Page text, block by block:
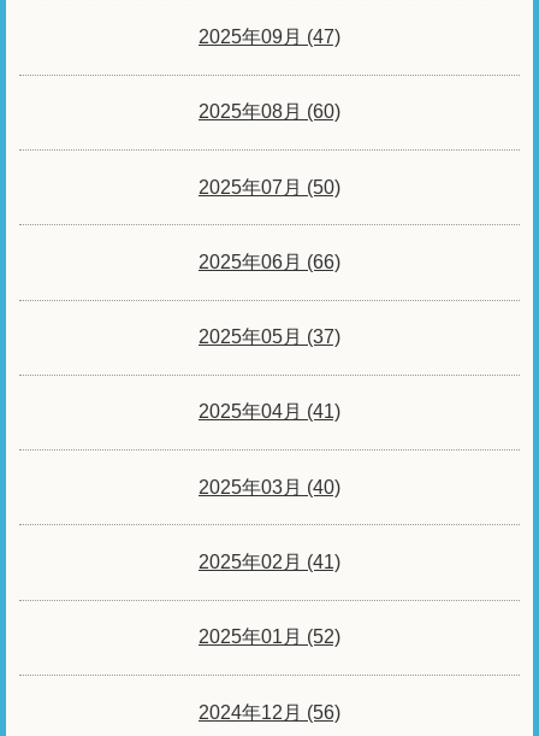
2025年09月 (47)
2025年08月 (60)
2025年07月 (50)
2025年06月 (66)
2025年05月 (37)
2025年04月 (41)
2025年03月 (40)
2025年02月 (41)
2025年01月 (52)
2024年12月 (56)